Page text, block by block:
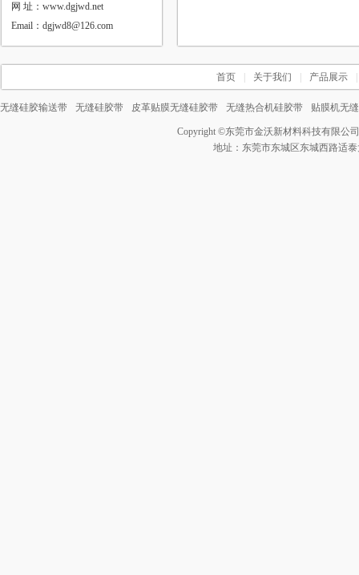
网 址：www.dgjwd.net
Email：dgjwd8@126.com
首页 关于我们 产品展示
无缝硅胶输送带 无缝硅胶带 皮革贴膜无缝硅胶带 无缝热合机硅胶带 贴膜机无
Copyright ©东莞市金沃新材料科技有限公司
地址：东莞市东城区东城西路适泰